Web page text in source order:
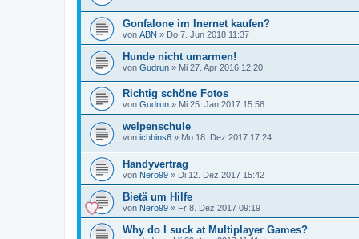
Gonfalone im Inernet kaufen?
von ABN » Do 7. Jun 2018 11:37
Hunde nicht umarmen!
von Gudrun » Mi 27. Apr 2016 12:20
Richtig schöne Fotos
von Gudrun » Mi 25. Jan 2017 15:58
welpenschule
von ichbins6 » Mo 18. Dez 2017 17:24
Handyvertrag
von Nero99 » Di 12. Dez 2017 15:42
Bietä um Hilfe
von Nero99 » Fr 8. Dez 2017 09:19
Why do I suck at Multiplayer Games?